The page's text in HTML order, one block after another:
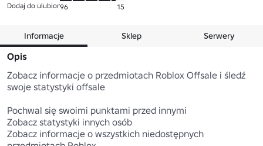
Dodaj do ulubionych
96 15
Informacje Sklep Serwery
Opis
Zobacz informacje o przedmiotach Roblox Offsale i śledź
swoje statystyki offsale
Pochwal się swoimi punktami przed innymi
Zobacz statystyki innych osób
Zobacz informacje o wszystkich niedostępnych